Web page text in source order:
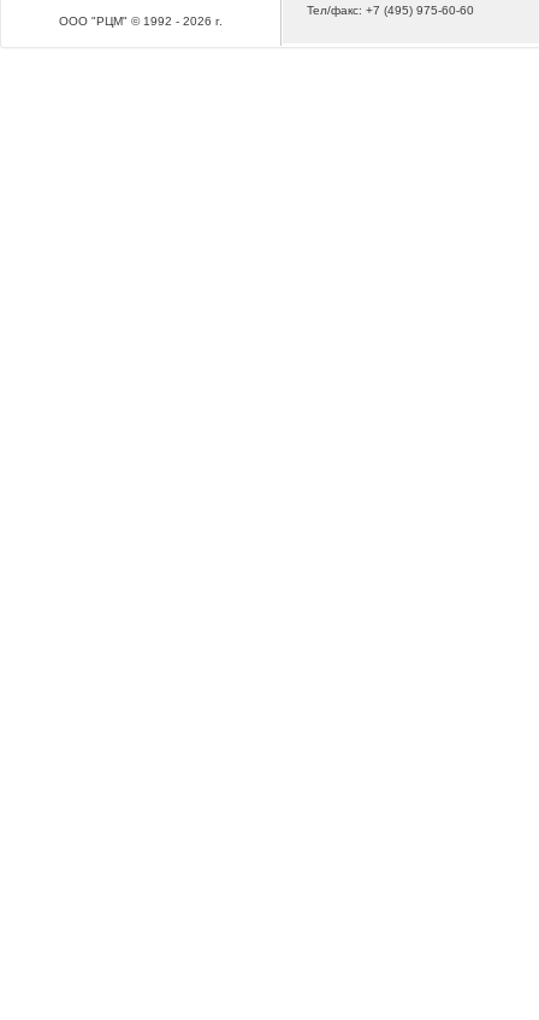
ООО "РЦМ" © 1992 - 2026 г.
Тел/факс: +7 (495) 975-60-60